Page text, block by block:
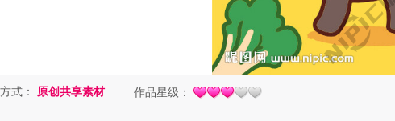
方式： 原创共享素材 作品星级：